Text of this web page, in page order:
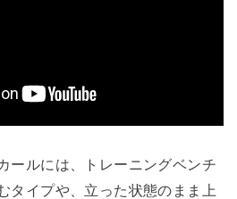
ールには、トレーニングベンチ
タイプや、立った状態のまま上